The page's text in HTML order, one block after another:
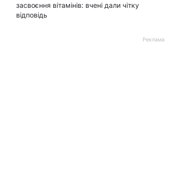
засвоєння вітамінів: вчені дали чітку
відповідь
Реклама